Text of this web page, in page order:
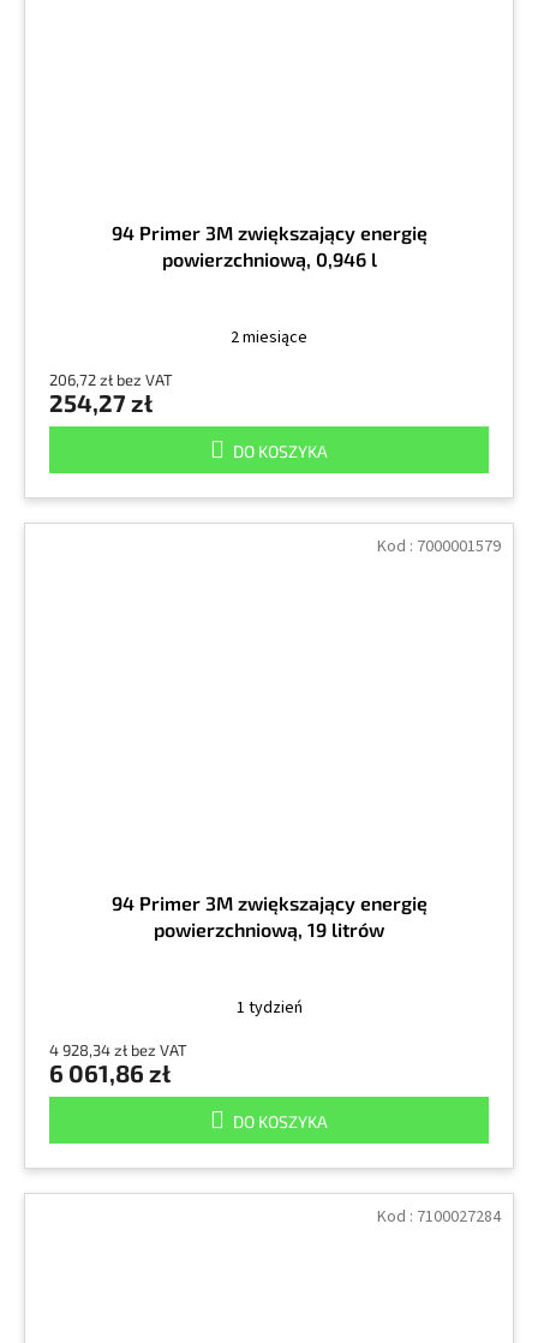
94 Primer 3M zwiększający energię
powierzchniową, 0,946 l
2 miesiące
206,72 zł bez VAT
254,27 zł
DO KOSZYKA
94 Primer 3M zwiększający energię
powierzchniową, 19 litrów
1 tydzień
4 928,34 zł bez VAT
6 061,86 zł
DO KOSZYKA
Kod : 7000001579
Kod : 7100027284